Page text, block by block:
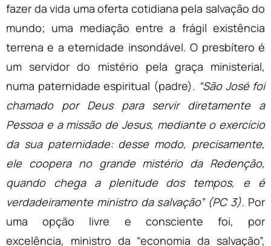
fazer da vida uma oferta cotidiana pela salvação do
mundo; uma mediação entre a frágil existência
terrena e a eternidade insondável. O presbítero é
um servidor do mistério pela graça ministerial,
numa paternidade espiritual (padre). “São José foi
chamado por Deus para servir diretamente a
Pessoa e a missão de Jesus, mediante o exercício
da sua paternidade: desse modo, precisamente,
ele coopera no grande mistério da Redenção,
quando chega a plenitude dos tempos, e é
verdadeiramente ministro da salvação” (PC 3). Por
uma opção livre e consciente foi, por
excelência, ministro da “economia da salvação”,